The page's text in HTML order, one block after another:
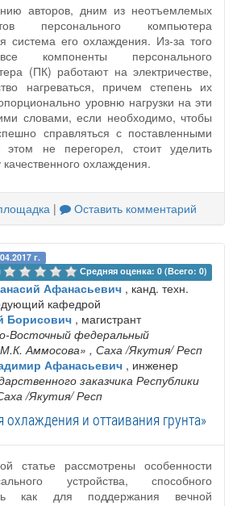
авторов, дним из неотъемлемых
персонального компьютера
система его охлаждения. Из-за того
компоненты персонального
(ПК) работают на электричестве,
нагреваться, причем степень их
уровню нагрузки на эти
словами, если необходимо, чтобы
справляться с поставленными
не перегорел, стоит уделить
охлаждения.
| Оставить комментарий
г.
Средняя оценка: 0 (Всего: 0)
Афанасьевич , канд. техн.
кафедрой
Борисович , магистрант
Восточный федеральный
Аммосова» , Саха /Якутия/ Респ
Афанасьевич , инженер
заказчика Республики
/Якутия/ Респ
охлаждения и оттаивания грунта»
статье рассмотрены особенности
устройства, способного
как для поддержания вечной